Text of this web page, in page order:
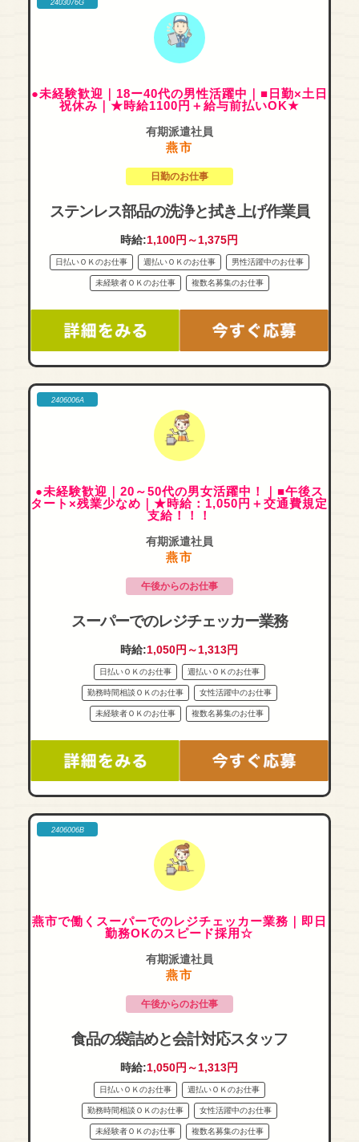
2403076G
●未経験歓迎｜18ー40代の男性活躍中｜■日勤×土日
祝休み｜★時給1100円＋給与前払いOK★
有期派遣社員
燕市
日勤のお仕事
ステンレス部品の洗浄と拭き上げ作業員
時給:1,100円～1,375円
日払いＯＫのお仕事 週払いＯＫのお仕事 男性活躍中のお仕事
未経験者ＯＫのお仕事 複数名募集のお仕事
2406006A
●未経験歓迎｜20～50代の男女活躍中！｜■午後ス
タート×残業少なめ｜★時給：1,050円＋交通費規定
支給！！！
有期派遣社員
燕市
午後からのお仕事
スーパーでのレジチェッカー業務
時給:1,050円～1,313円
日払いＯＫのお仕事 週払いＯＫのお仕事
勤務時間相談ＯＫのお仕事 女性活躍中のお仕事
未経験者ＯＫのお仕事 複数名募集のお仕事
2406006B
燕市で働くスーパーでのレジチェッカー業務｜即日
勤務OKのスピード採用☆
有期派遣社員
燕市
午後からのお仕事
食品の袋詰めと会計対応スタッフ
時給:1,050円～1,313円
日払いＯＫのお仕事 週払いＯＫのお仕事
勤務時間相談ＯＫのお仕事 女性活躍中のお仕事
未経験者ＯＫのお仕事 複数名募集のお仕事